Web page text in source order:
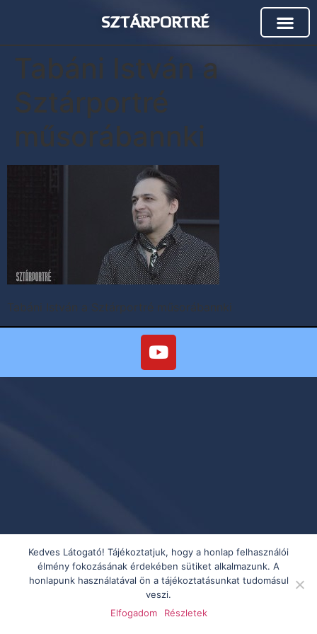
SZTÁRPORTRÉ
Tabáni István a
Sztárportré
műsorábannki
Tabáni István a Sztárportré műsorábannki
Kedves Látogató! Tájékoztatjuk, hogy a honlap felhasználói
élmény fokozásának érdekében sütiket alkalmazunk. A
honlapunk használatával ön a tájékoztatásunkat tudomásul
veszi.
Elfogadom
Részletek